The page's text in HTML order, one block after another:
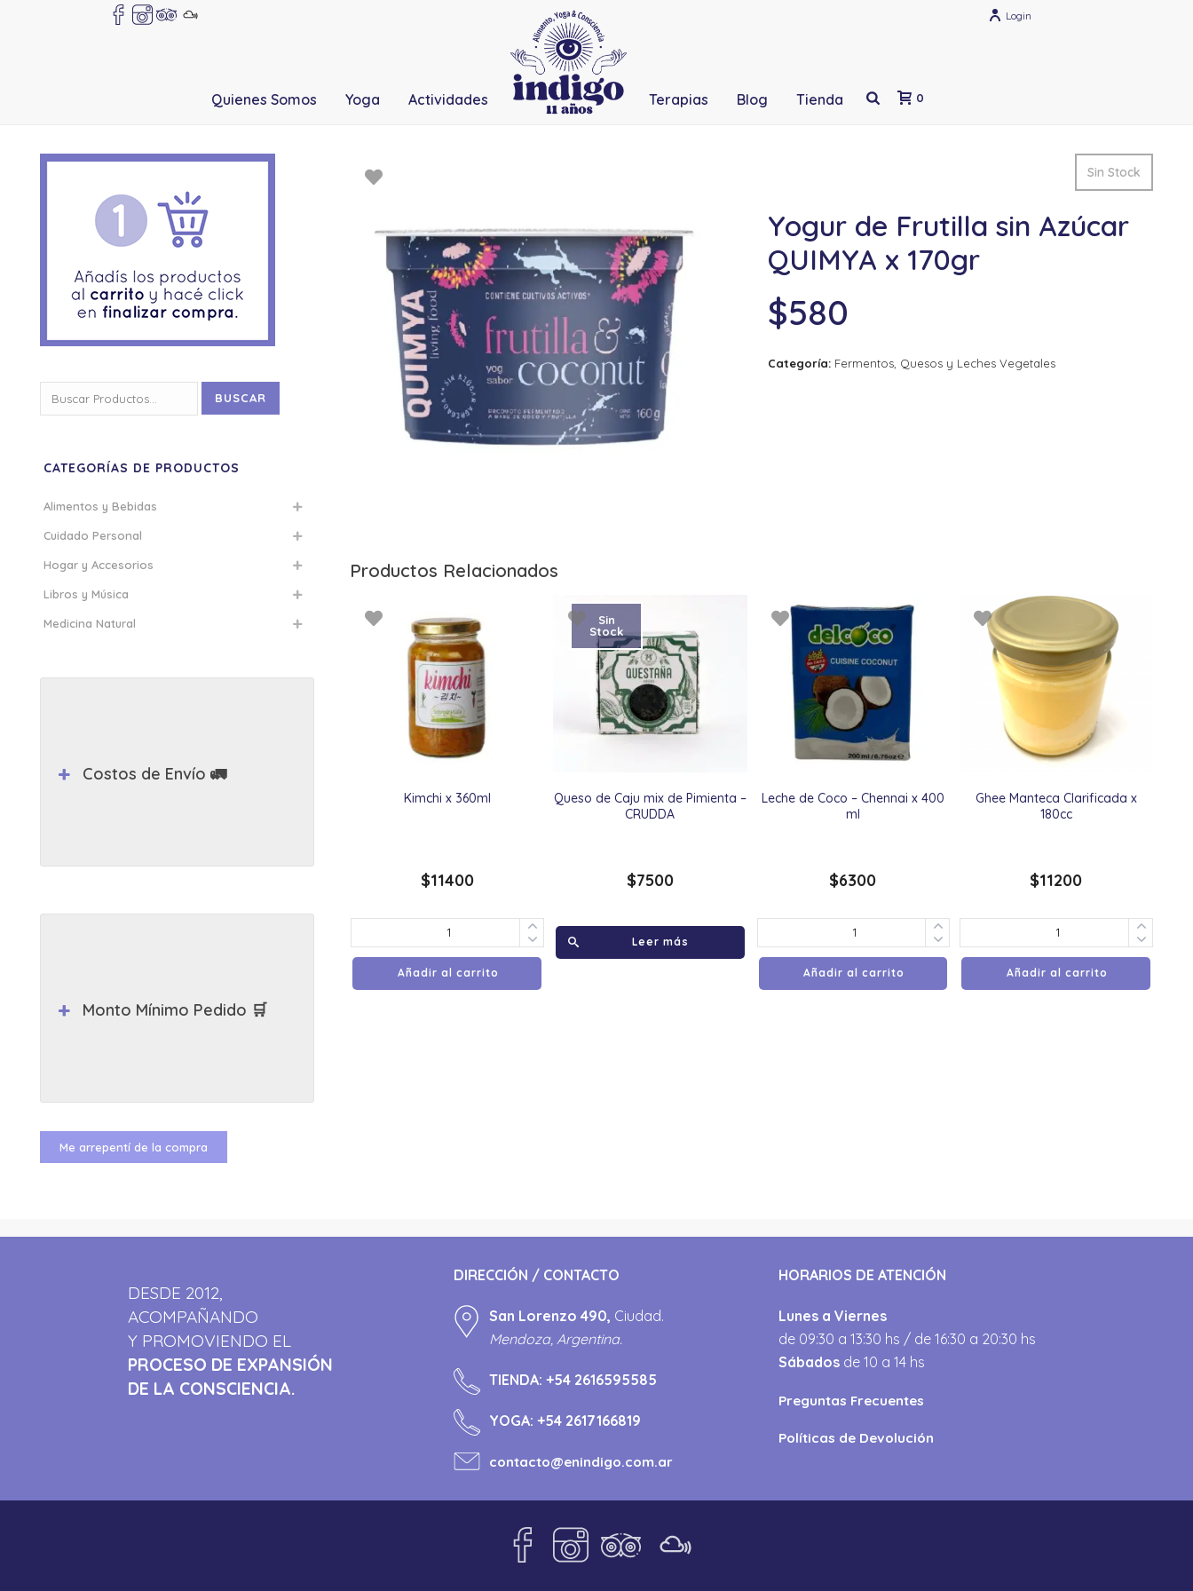
Login
Quienes Somos Yoga Actividades Terapias Blog Tienda 0
Sin Stock
Yogur de Frutilla sin Azúcar
QUIMYA x 170gr
$580
Categoría: Fermentos, Quesos y Leches Vegetales
Productos Relacionados
Kimchi x 360ml
$11400
Añadir al carrito
Queso de Caju mix de Pimienta –
CRUDDA
Sin
Stock
$7500
Leer más
Leche de Coco – Chennai x 400
ml
$6300
Añadir al carrito
Ghee Manteca Clarificada x
180cc
$11200
Añadir al carrito
por:
BUSCAR
CATEGORÍAS DE PRODUCTOS
Alimentos y Bebidas
Cuidado Personal
Hogar y Accesorios
Libros y Música
Medicina Natural
Costos de Envío 🚛
Monto Mínimo Pedido 🛒
Me arrepentí de la compra
DESDE 2012,
ACOMPAÑANDO
Y PROMOVIENDO EL
PROCESO DE EXPANSIÓN
DE LA CONSCIENCIA.
DIRECCIÓN / CONTACTO
San Lorenzo 490, Ciudad.
Mendoza, Argentina.
TIENDA: +54 2616595585
YOGA: +54 2617166819
contacto@enindigo.com.ar
HORARIOS DE ATENCIÓN
Lunes a Viernes
de 09:30 a 13:30 hs / de 16:30 a 20:30 hs
Sábados de 10 a 14 hs
Preguntas Frecuentes
Políticas de Devolución